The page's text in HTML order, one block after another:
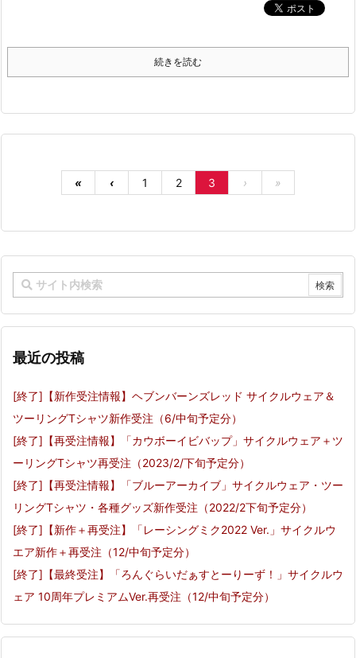
続きを読む
« ‹ 1 2 3 › »
最近の投稿
[終了]【新作受注情報】ヘブンバーンズレッド サイクルウェア＆
ツーリングTシャツ新作受注（6/中旬予定分）
[終了]【再受注情報】「カウボーイビバップ」サイクルウェア＋ツ
ーリングTシャツ再受注（2023/2/下旬予定分）
[終了]【再受注情報】「ブルーアーカイブ」サイクルウェア・ツー
リングTシャツ・各種グッズ新作受注（2022/2下旬予定分）
[終了]【新作＋再受注】「レーシングミク2022 Ver.」サイクルウ
エア新作＋再受注（12/中旬予定分）
[終了]【最終受注】「ろんぐらいだぁすとーりーず！」サイクルウ
ェア 10周年プレミアムVer.再受注（12/中旬予定分）